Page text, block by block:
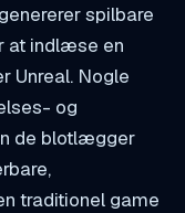
spilbare
at indlæse en
Unreal. Nogle
og
de blotlægger
traditionel game